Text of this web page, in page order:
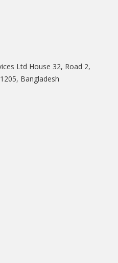
Ltd House 32, Road 2,
Bangladesh